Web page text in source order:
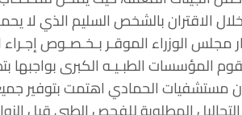
الاقتران بالشخص السليم الذي لا
مجلس الوزراء الموقـر بـخـصـوص
المؤسسات الطبـيـه الكبرى بواجبها
مستشفيات الحمادي اهتمت بتوفير